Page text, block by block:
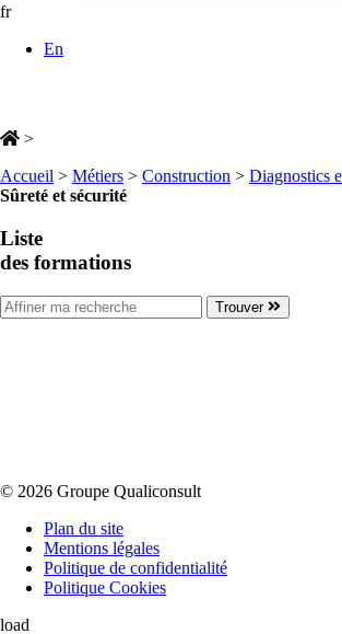
fr
En
>
Accueil > Métiers > Construction > Diagnostics
Sûreté et sécurité
Liste
des formations
Trouver
© 2026 Groupe Qualiconsult
Plan du site
Mentions légales
Politique de confidentialité
Politique Cookies
load